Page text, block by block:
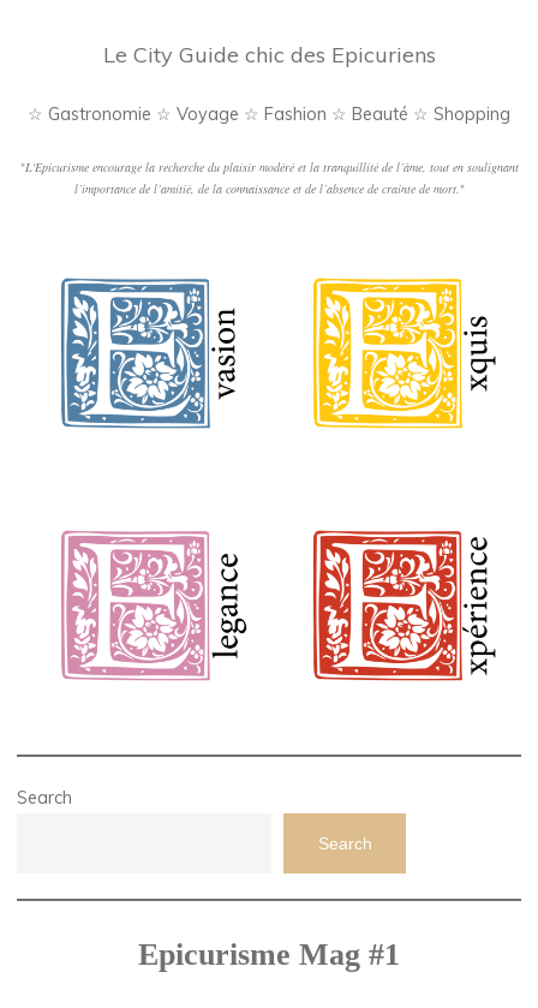
Le City Guide chic des Epicuriens
☆ Gastronomie ☆ Voyage ☆ Fashion ☆ Beauté ☆ Shopping
"L'Epicurisme encourage la recherche du plaisir modéré et la tranquillité de l’âme, tout en soulignant
l’importance de l’amitié, de la connaissance et de l’absence de crainte de mort."
Search
Search
Epicurisme Mag #1